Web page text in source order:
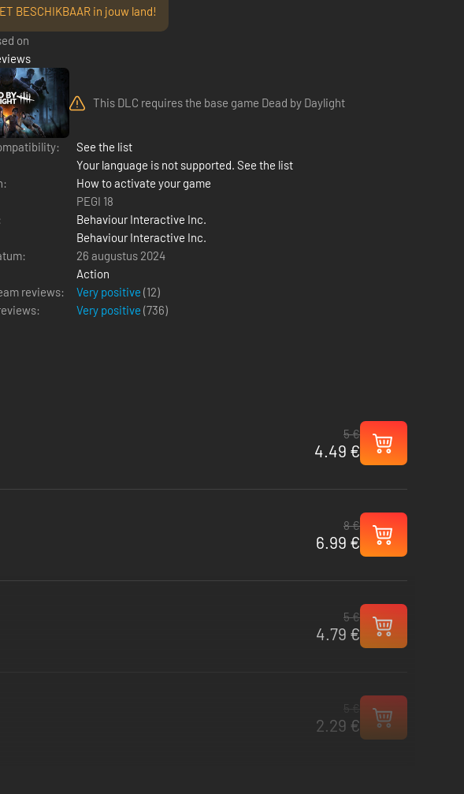
BESCHIKBAAR in jouw land!
on
This DLC requires the base game Dead by Daylight
See the list
Your language is not supported. See the list
How to activate your game
PEGI 18
Behaviour Interactive Inc.
Behaviour Interactive Inc.
26 augustus 2024
Action
reviews:
Very positive (12)
Very positive (736)
5 €
4.49 €
8 €
6.99 €
5 €
4.79 €
2.29 €